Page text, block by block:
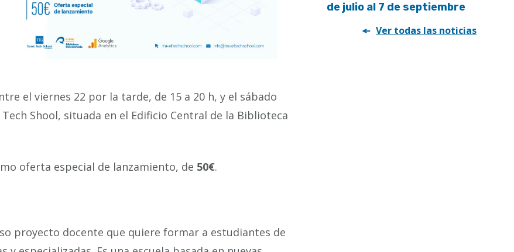
el viernes 22 por la tarde, de 15 a 20 h, y el sábado
Shool, situada en el Edificio Central de la Biblioteca
oferta especial de lanzamiento, de 50€.
proyecto docente que quiere formar a estudiantes de
de julio al 7 de septiembre
Ver todas las noticias